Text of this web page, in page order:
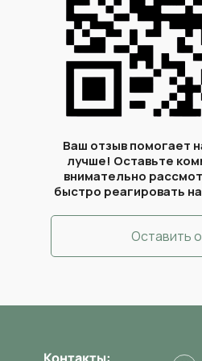
Протезирование яичка (без
Операция Несбит 1 категории
Операция Несбит 2 категории
Удаление придатка яичка
Микрохирургическая аггравация
Оставить
Ваш отзыв помогает
лучше! Оставьте
внимательно
быстро реагировать